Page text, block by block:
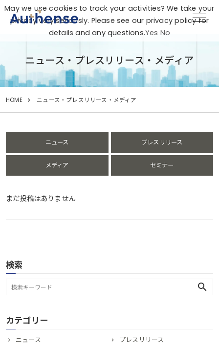
ニュース・プレスリリース・メディア
HOME ニュース・プレスリリース・メディア
ニュース プレスリリース
メディア セミナー
まだ投稿はありません
検索
search
カテゴリー
ニュース
プレスリリース
May we use cookies to track your activities? We take your
privacy very seriously. Please see our privacy policy for
details and any questions.Yes No